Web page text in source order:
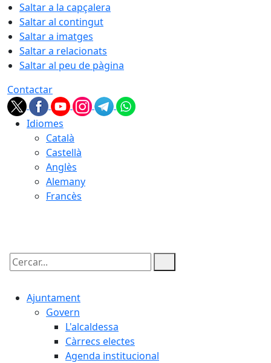
Saltar a la capçalera
Saltar al contingut
Saltar a imatges
Saltar a relacionats
Saltar al peu de pàgina
Contactar
Idiomes
Català
Castellà
Anglès
Alemany
Francès
Cercar:
Ajuntament
Govern
L'alcaldessa
Càrrecs electes
Agenda institucional